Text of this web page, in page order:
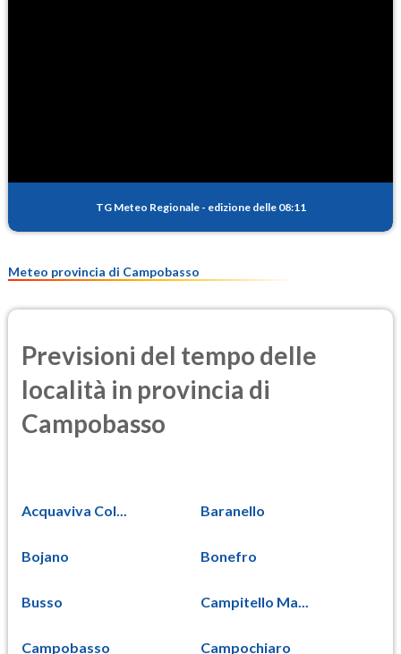
PM25
TG Meteo Regionale - edizione delle 08:11
Meteo provincia di Campobasso
Previsioni del tempo delle
località in provincia di
Campobasso
Acquaviva Col... Baranello
Bojano Bonefro
Busso Campitello Ma...
Campobasso Campochiaro